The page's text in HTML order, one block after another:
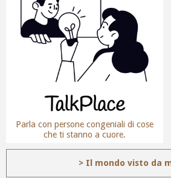
Parla con persone congeniali di cose
che ti stanno a cuore.
> Il mondo visto da